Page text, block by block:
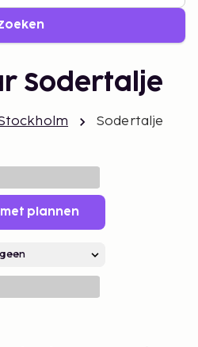
Sodertalje
Sodertalje
met plannen